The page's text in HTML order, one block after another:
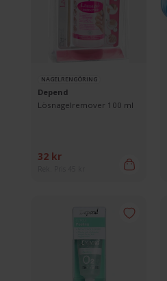
NAGELRENGÖRING
Depend
Lösnagelremover 100 ml
32 kr